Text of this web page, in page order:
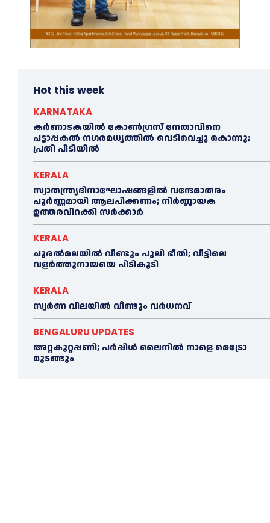
Hot this week
KARNATAKA
കർണാടകയിൽ കോണ്‍ഗ്രസ് നേതാവിനെ
പട്ടാപ്പകല്‍ നഗരമധ്യത്തില്‍ വെടിവെച്ചു കൊന്നു;
പ്രതി പിടിയില്‍
KERALA
സ്വാതന്ത്ര്യദിനാഘോഷങ്ങളില്‍ വന്ദേമാതരം
പൂര്‍ണ്ണമായി ആലപിക്കണം; നിര്‍ണ്ണായക
ഉത്തരവിറക്കി സര്‍ക്കാര്‍
KERALA
ചൂരല്‍മലയില്‍ വീണ്ടും പുലി ഭീതി; വീട്ടിലെ
വളര്‍ത്തുനായയെ പിടികൂടി
KERALA
സ്വർണ വിലയില്‍ വീണ്ടും വർധനവ്
BENGALURU UPDATES
അറ്റകുറ്റപ്പണി; പർപ്പിൾ ലൈനില്‍ നാളെ മെട്രോ
മുടങ്ങും